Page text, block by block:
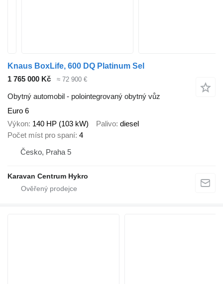
Knaus BoxLife, 600 DQ Platinum Sel
1 765 000 Kč
≈ 72 900 €
Obytný automobil - polointegrovaný obytný vůz
Euro 6
Výkon 140 HP (103 kW) Palivo diesel
Počet míst pro spaní 4
Česko, Praha 5
Karavan Centrum Hykro